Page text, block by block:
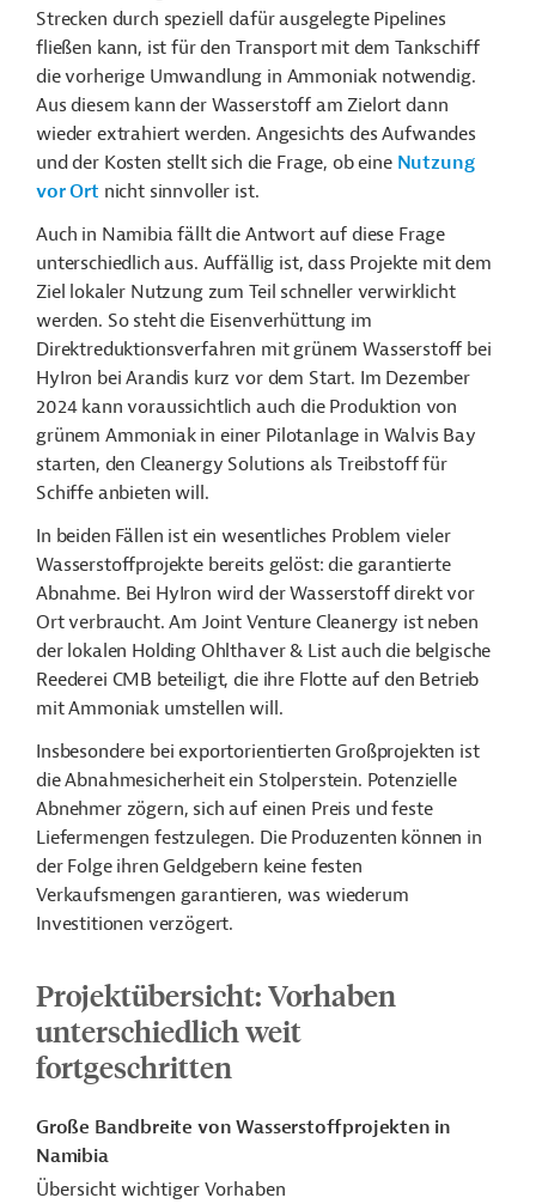
Strecken durch speziell dafür ausgelegte Pipelines
fließen kann, ist für den Transport mit dem Tankschiff
die vorherige Umwandlung in Ammoniak notwendig.
Aus diesem kann der Wasserstoff am Zielort dann
wieder extrahiert werden. Angesichts des Aufwandes
und der Kosten stellt sich die Frage, ob eine Nutzung
vor Ort nicht sinnvoller ist.
Auch in Namibia fällt die Antwort auf diese Frage
unterschiedlich aus. Auffällig ist, dass Projekte mit dem
Ziel lokaler Nutzung zum Teil schneller verwirklicht
werden. So steht die Eisenverhüttung im
Direktreduktionsverfahren mit grünem Wasserstoff bei
HyIron bei Arandis kurz vor dem Start. Im Dezember
2024 kann voraussichtlich auch die Produktion von
grünem Ammoniak in einer Pilotanlage in Walvis Bay
starten, den Cleanergy Solutions als Treibstoff für
Schiffe anbieten will.
In beiden Fällen ist ein wesentliches Problem vieler
Wasserstoffprojekte bereits gelöst: die garantierte
Abnahme. Bei HyIron wird der Wasserstoff direkt vor
Ort verbraucht. Am Joint Venture Cleanergy ist neben
der lokalen Holding Ohlthaver & List auch die belgische
Reederei CMB beteiligt, die ihre Flotte auf den Betrieb
mit Ammoniak umstellen will.
Insbesondere bei exportorientierten Großprojekten ist
die Abnahmesicherheit ein Stolperstein. Potenzielle
Abnehmer zögern, sich auf einen Preis und feste
Liefermengen festzulegen. Die Produzenten können in
der Folge ihren Geldgebern keine festen
Verkaufsmengen garantieren, was wiederum
Investitionen verzögert.
Projektübersicht: Vorhaben
unterschiedlich weit
fortgeschritten
Große Bandbreite von Wasserstoffprojekten in
Namibia
Übersicht wichtiger Vorhaben